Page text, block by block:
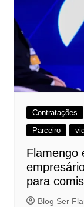
Contratações
Parceiro
Flamengo
para
Blog Ser